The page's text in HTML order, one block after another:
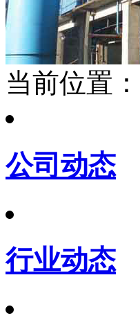
当前位置：
公司动态
行业动态